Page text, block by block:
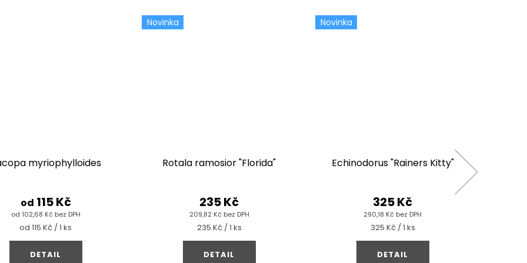
myriophylloides
od 102,68 Kč bez DPH
od 115 Kč
Měrná
cena:
od 115 Kč / 1 ks
DETAIL
Novinka
Rotala ramosior "Florida"
209,82 Kč bez DPH
235 Kč
Měrná
cena:
235 Kč / 1 ks
DETAIL
Novinka
Echinodorus "Rainers Kitty"
290,18 Kč bez DPH
325 Kč
Měrná
cena:
325 Kč / 1 ks
DETAIL